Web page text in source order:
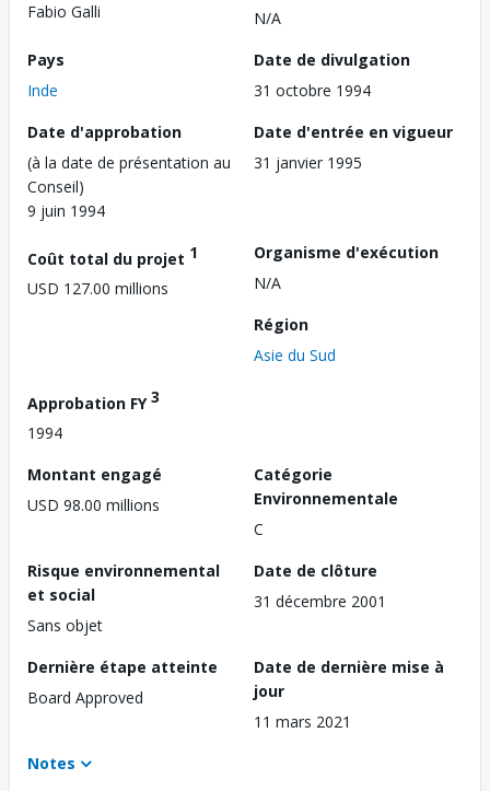
Fabio Galli
N/A
Pays
Inde
Date de divulgation
31 octobre 1994
Date d'approbation
(à la date de présentation au
Conseil)
9 juin 1994
Date d'entrée en vigueur
31 janvier 1995
Coût total du projet 1
USD 127.00 millions
Organisme d'exécution
N/A
Région
Asie du Sud
Approbation FY3
1994
Montant engagé
USD 98.00 millions
Catégorie
Environnementale
C
Risque environnemental
et social
Sans objet
Date de clôture
31 décembre 2001
Dernière étape atteinte
Board Approved
Date de dernière mise à
jour
11 mars 2021
Notes